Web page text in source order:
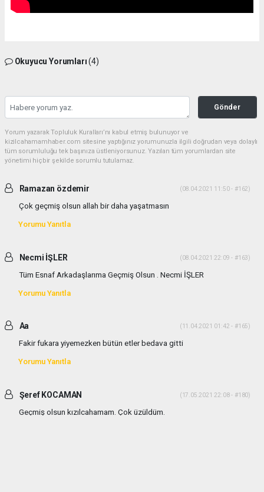
Okuyucu Yorumları(4)
Gönder
Yorum yazarak Topluluk Kuralları’nı kabul etmiş bulunuyor ve
kizilcahamamhaber.com sitesine yaptığınız yorumunuzla ilgili doğrudan veya dolaylı
tüm sorumluluğu tek başınıza üstleniyorsunuz. Yazılan tüm yorumlardan site
yönetimi hiçbir şekilde sorumlu tutulamaz.
Ramazan özdemir (08.04.2021 11:50 - #162)
Çok geçmiş olsun allah bir daha yaşatmasın
Yorumu Yanıtla
Necmi İŞLER (08.04.2021 22:09 - #163)
Tüm Esnaf Arkadaşlarıma Geçmiş Olsun . Necmi İŞLER
Yorumu Yanıtla
Aa (11.04.2021 01:42 - #165)
Fakir fukara yiyemezken bütün etler bedava gitti
Yorumu Yanıtla
Şeref KOCAMAN (17.05.2021 22:08 - #180)
Geçmiş olsun kızılcahamam. Çok üzüldüm.